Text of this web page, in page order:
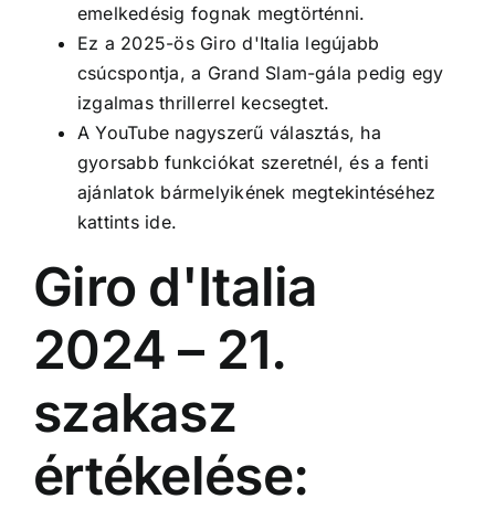
emelkedésig fognak megtörténni.
Ez a 2025-ös Giro d'Italia legújabb
csúcspontja, a Grand Slam-gála pedig egy
izgalmas thrillerrel kecsegtet.
A YouTube nagyszerű választás, ha
gyorsabb funkciókat szeretnél, és a fenti
ajánlatok bármelyikének megtekintéséhez
kattints ide.
Giro d'Italia
2024 – 21.
szakasz
értékelése: